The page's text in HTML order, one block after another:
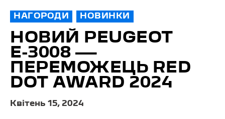
НАГОРОДИ НОВИНКИ
НОВИЙ PEUGEOT
Е-3008 —
ПЕРЕМОЖЕЦЬ RED
DOT AWARD 2024
Квітень 15, 2024